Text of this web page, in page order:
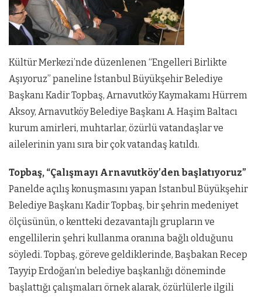
Kültür Merkezi’nde düzenlenen “Engelleri Birlikte
Aşıyoruz” paneline İstanbul Büyükşehir Belediye
Başkanı Kadir Topbaş, Arnavutköy Kaymakamı Hürrem
Aksoy, Arnavutköy Belediye Başkanı A. Haşim Baltacı
kurum amirleri, muhtarlar, özürlü vatandaşlar ve
ailelerinin yanı sıra bir çok vatandaş katıldı.
Topbaş, “Çalışmayı Arnavutköy’den başlatıyoruz”
Panelde açılış konuşmasını yapan İstanbul Büyükşehir
Belediye Başkanı Kadir Topbaş, bir şehrin medeniyet
ölçüsünün, o kentteki dezavantajlı grupların ve
engellilerin şehri kullanma oranına bağlı olduğunu
söyledi. Topbaş, göreve geldiklerinde, Başbakan Recep
Tayyip Erdoğan’ın belediye başkanlığı döneminde
başlattığı çalışmaları örnek alarak, özürlülerle ilgili